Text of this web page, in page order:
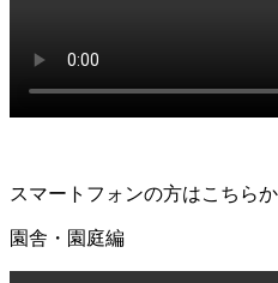
スマートフォンの方はこちら
園舎・園庭編